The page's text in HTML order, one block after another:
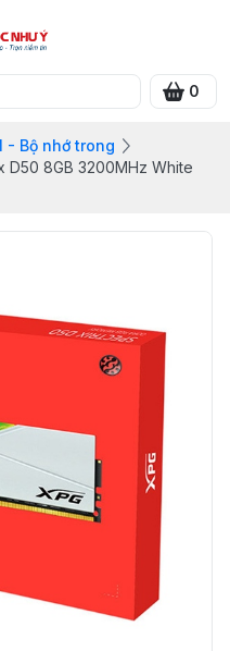
0
- Bộ nhớ trong
D50 8GB 3200MHz White